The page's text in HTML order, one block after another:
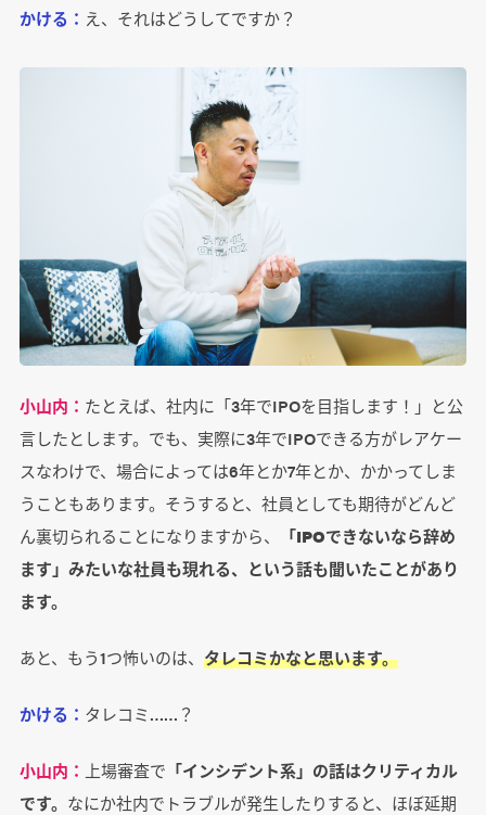
かける： え、それはどうしてですか？
小山内： たとえば、社内に「3年でIPOを目指します！」と公
言したとします。でも、実際に3年でIPOできる方がレアケー
スなわけで、場合によっては6年とか7年とか、かかってしま
うこともあります。そうすると、社員としても期待がどんど
ん裏切られることになりますから、
「IPOできないなら辞め
ます」みたいな社員も現れる、という話も聞いたことがあり
ます。
あと、もう1つ怖いのは、 タレコミかなと思います。
かける： タレコミ……？
小山内： 上場審査で 「インシデント系」の話はクリティカル
です。 なにか社内でトラブルが発生したりすると、ほぼ延期